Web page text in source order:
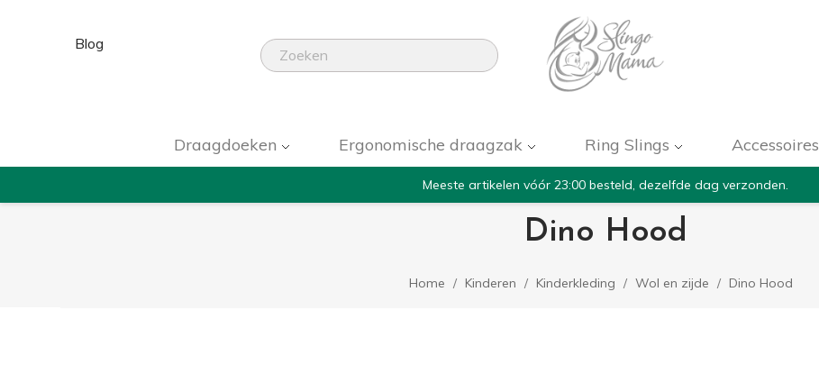
Blog
Draagdoeken Ergonomische draagzak Ring Slings Accessoires
Meeste artikelen vóór 23:00 besteld, dezelfde dag verzonden.
Dino Hood
Home Kinderen Kinderkleding Wol en zijde Dino Hood